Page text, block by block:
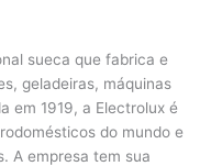
sueca que fabrica e
geladeiras, máquinas
em 1919, a Electrolux é
do mundo e
A empresa tem sua